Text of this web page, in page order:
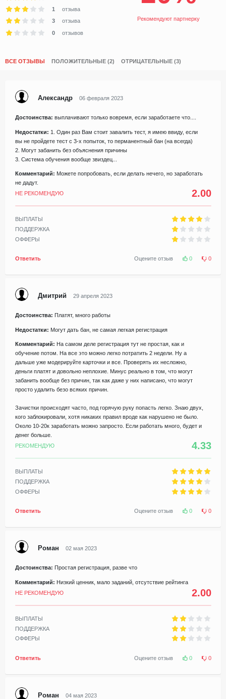
1
отзыва
3
отзыва
0
отзывов
Рекомендуют партнерку
ВСЕ ОТЗЫВЫ ПОЛОЖИТЕЛЬНЫЕ (2) ОТРИЦАТЕЛЬНЫЕ (3)
Александр 06 февраля 2023
Достоинства: выплачивают только вовремя, если заработаете что....
Недостатки: 1. Один раз Вам стоит завалить тест, я имею ввиду, если
вы не пройдете тест с 3-х попыток, то перманентный бан (на всегда)
2. Могут забанить без объяснения причины
3. Система обучения вообще звиздец...
Комментарий: Можете попробовать, если делать нечего, но заработать
не дадут.
НЕ РЕКОМЕНДУЮ
2.00
ВЫПЛАТЫ
ПОДДЕРЖКА
ОФФЕРЫ
Ответить Оцените отзыв 0 0
Дмитрий 29 апреля 2023
Достоинства: Платят, много работы
Недостатки: Могут дать бан, не самая легкая регистрация
Комментарий: На самом деле регистрация тут не простая, как и
обучение потом. На все это можно легко потратить 2 недели. Ну а
дальше уже модерируйте карточки и все. Проверять их несложно,
деньги платят и довольно неплохие. Минус реально в том, что могут
забанить вообще без причин, так как даже у них написано, что могут
просто удалить безо всяких причин.
Зачистки происходят часто, под горячую руку попасть легко. Знаю двух,
кого заблокировали, хотя никаких правил вроде как нарушено не было.
Около 10-20к заработать можно запросто. Если работать много, будет и
денег больше.
РЕКОМЕНДУЮ
4.33
ВЫПЛАТЫ
ПОДДЕРЖКА
ОФФЕРЫ
Ответить Оцените отзыв 0 0
Роман 02 мая 2023
Достоинства: Простая регистрация, разве что
Комментарий: Низкий ценник, мало заданий, отсутствие рейтинга
НЕ РЕКОМЕНДУЮ
2.00
ВЫПЛАТЫ
ПОДДЕРЖКА
ОФФЕРЫ
Ответить Оцените отзыв 0 0
Роман 04 мая 2023